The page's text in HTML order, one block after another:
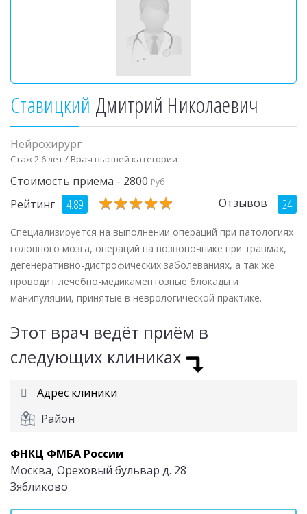
Ставицкий Дмитрий Николаевич
Нейрохирург
Стаж 2 6 лет / Врач высшей категории
Стоимость приема - 2800 Руб
Рейтинг 4.89 ★★★★★
★★★★★ Отзывов 24
Специализируется на выполнении операций при патологиях
головного мозга, операций на позвоночнике при травмах,
дегенеративно-дистрофических заболеваниях, а так же
проводит лечебно-медикаментозные блокады и
манипуляции, принятые в неврологической практике.
Этот врач ведёт приём в
следующих клиниках
Адрес клиники
Район
ФНКЦ ФМБА России
Москва, Ореховый бульвар д. 28
Зябликово